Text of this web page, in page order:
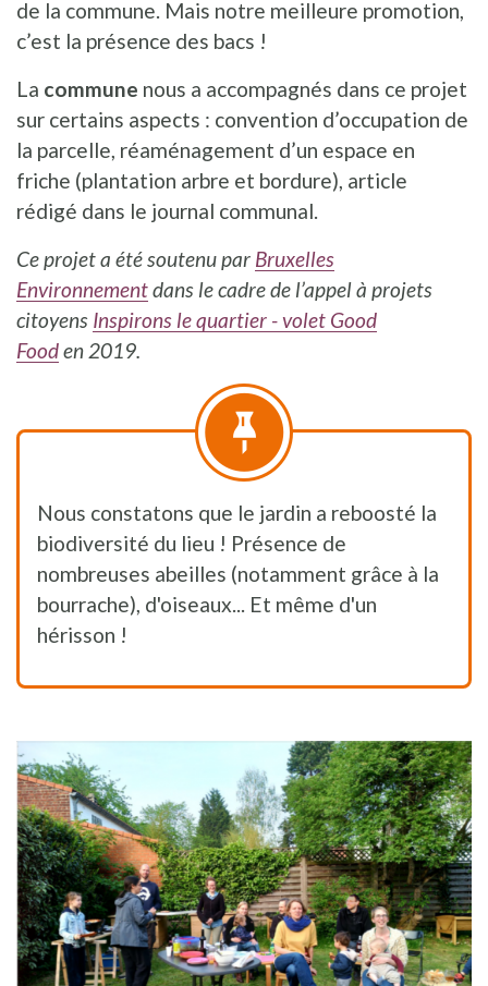
de la commune. Mais notre meilleure promotion,
c’est la présence des bacs !
La commune nous a accompagnés dans ce projet
sur certains aspects : convention d’occupation de
la parcelle, réaménagement d’un espace en
friche (plantation arbre et bordure), article
rédigé dans le journal communal.
Ce projet a été soutenupar Bruxelles
Environnementdans le cadre de l’appel à projets
citoyens Inspirons le quartier - volet Good
Fooden 2019.
Nous constatons que le jardin a reboosté la
biodiversité du lieu ! Présence de
nombreuses abeilles (notamment grâce à la
bourrache), d'oiseaux... Et même d'un
hérisson !